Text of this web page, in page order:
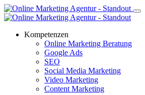
Kompetenzen
Online Marketing Beratung
Google Ads
SEO
Social Media Marketing
Video Marketing
Content Marketing